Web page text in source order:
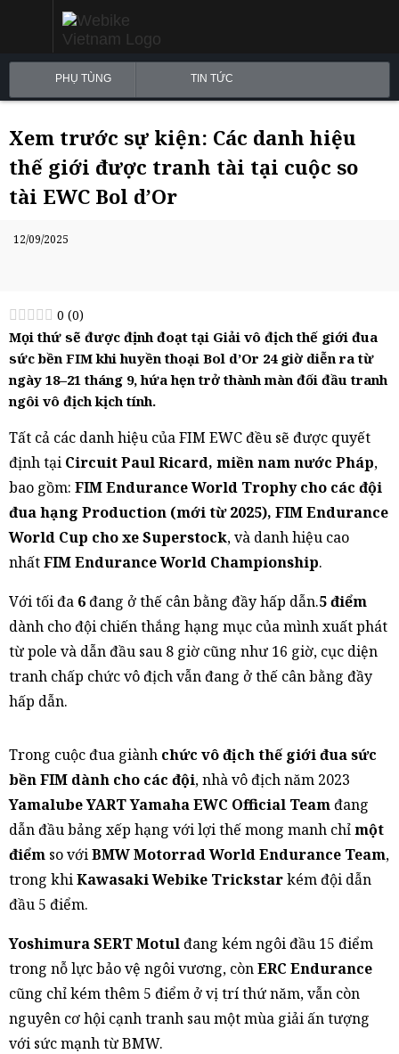
PHỤ TÙNG TIN TỨC
Xem trước sự kiện: Các danh hiệu
thế giới được tranh tài tại cuộc so
tài EWC Bol d’Or
12/09/2025
0 (0)
Mọi thứ sẽ được định đoạt tại Giải vô địch thế giới đua
sức bền FIM khi huyền thoại Bol d’Or 24 giờ diễn ra từ
ngày 18–21 tháng 9, hứa hẹn trở thành màn đối đầu tranh
ngôi vô địch kịch tính.
Tất cả các danh hiệu của FIM EWC đều sẽ được quyết
định tại Circuit Paul Ricard, miền nam nước Pháp,
bao gồm: FIM Endurance World Trophy cho các đội
đua hạng Production (mới từ 2025), FIM Endurance
World Cup cho xe Superstock, và danh hiệu cao
nhấtFIM Endurance World Championship.
Với tối đa 6đang ở thế cân bằng đầy hấp dẫn.5 điểm
dành cho đội chiến thắng hạng mục của mình xuất phát
từ pole và dẫn đầu sau 8 giờ cũng như 16 giờ, cục diện
tranh chấp chức vô địch vẫn đang ở thế cân bằng đầy
hấp dẫn.
Trong cuộc đua giành chức vô địch thế giới đua sức
bền FIM dành cho các đội, nhà vô địch năm 2023
Yamalube YART Yamaha EWC Official Teamđang
dẫn đầu bảng xếp hạng với lợi thế mong manh chỉmột
điểm so vớiBMW Motorrad World Endurance Team,
trong khiKawasaki Webike Trickstarkém đội dẫn
đầu 5 điểm.
Yoshimura SERT Motulđang kém ngôi đầu 15 điểm
trong nỗ lực bảo vệ ngôi vương, cònERC Endurance
cũng chỉ kém thêm 5 điểm ở vị trí thứ năm, vẫn còn
nguyên cơ hội cạnh tranh sau một mùa giải ấn tượng
với sức mạnh từ BMW.